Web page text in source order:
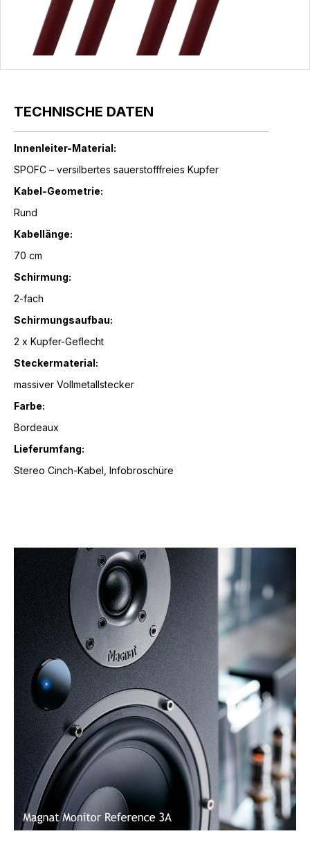
TECHNISCHE DATEN
Innenleiter-Material:
SPOFC – versilbertes sauerstofffreies Kupfer
Kabel-Geometrie:
Rund
Kabellänge:
70 cm
Schirmung:
2-fach
Schirmungsaufbau:
2 x Kupfer-Geflecht
Steckermaterial:
massiver Vollmetallstecker
Farbe:
Bordeaux
Lieferumfang:
Stereo Cinch-Kabel, Infobroschüre